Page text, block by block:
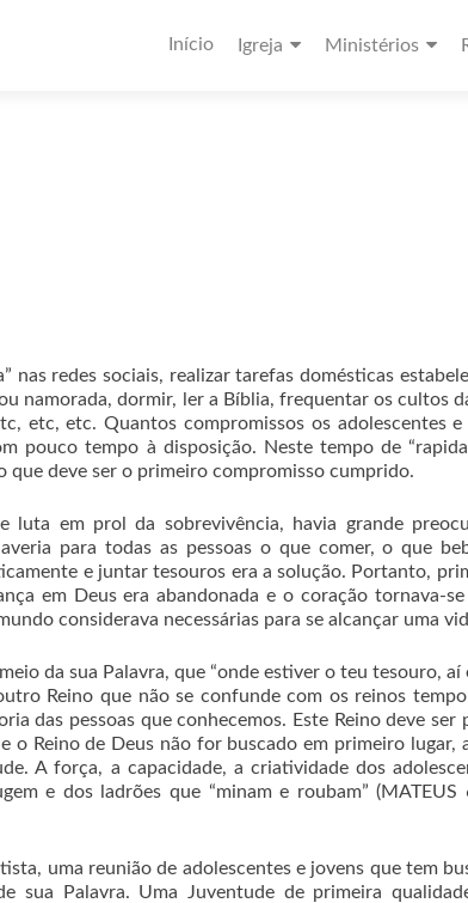
Início Igreja Ministérios
nas redes sociais, realizar tarefas domésticas
namorada, dormir, ler a Bíblia, frequentar os cultos
etc, etc. Quantos compromissos os adolescentes e
pouco tempo à disposição. Neste tempo de
deve ser o primeiro compromisso cumprido.
luta em prol da sobrevivência, havia grande
para todas as pessoas o que comer, o que
e juntar tesouros era a solução. Portanto,
em Deus era abandonada e o coração tornava-
considerava necessárias para se alcançar uma
da sua Palavra, que “onde estiver o teu tesouro, aí
Reino que não se confunde com os reinos
das pessoas que conhecemos. Este Reino deve ser
o Reino de Deus não for buscado em primeiro lugar,
A força, a capacidade, a criatividade dos
e dos ladrões que “minam e roubam” (MATEUS
uma reunião de adolescentes e jovens que tem
sua Palavra. Uma Juventude de primeira